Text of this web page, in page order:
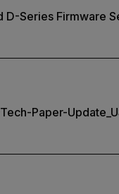
D-Series Firmware
Paper-